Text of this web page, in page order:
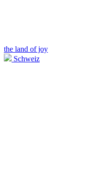
the land of joy
Schweiz